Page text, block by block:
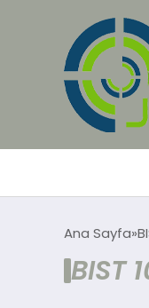
Ana Sayfa
BIST